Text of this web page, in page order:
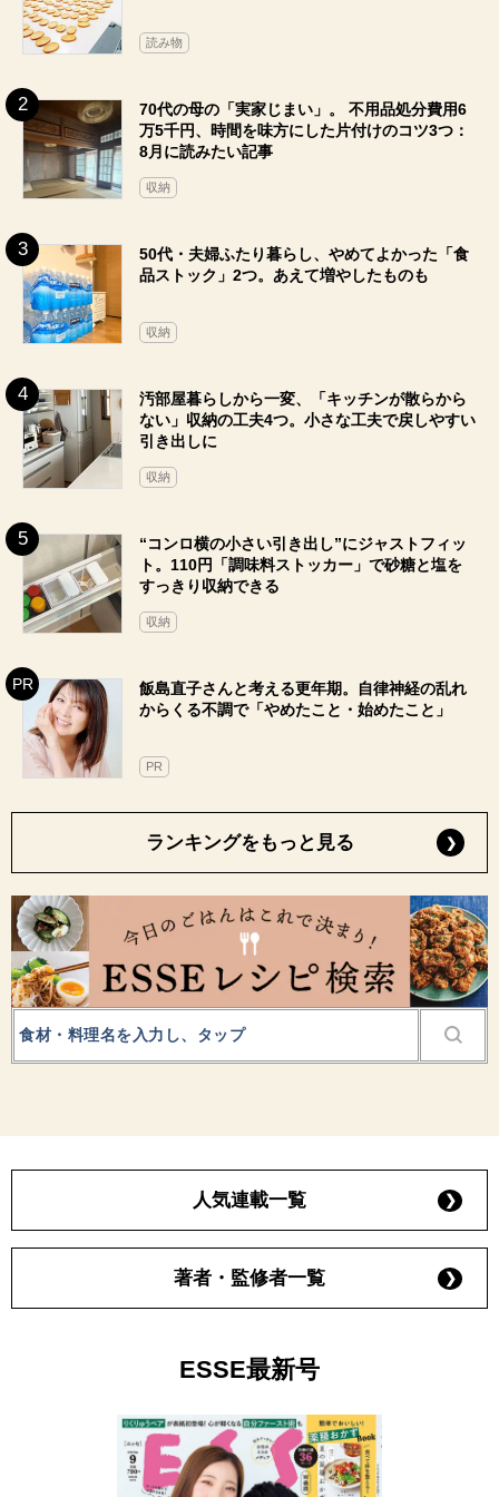
読み物
70代の母の「実家じまい」。 不用品処分費用6
万5千円、時間を味方にした片付けのコツ3つ：
8月に読みたい記事
収納
50代・夫婦ふたり暮らし、やめてよかった「食
品ストック」2つ。あえて増やしたものも
収納
汚部屋暮らしから一変、「キッチンが散らから
ない」収納の工夫4つ。小さな工夫で戻しやすい
引き出しに
収納
“コンロ横の小さい引き出し”にジャストフィッ
ト。110円「調味料ストッカー」で砂糖と塩を
すっきり収納できる
収納
飯島直子さんと考える更年期。自律神経の乱れ
からくる不調で「やめたこと・始めたこと」
PR
ランキングをもっと見る
人気連載一覧
著者・監修者一覧
ESSE最新号